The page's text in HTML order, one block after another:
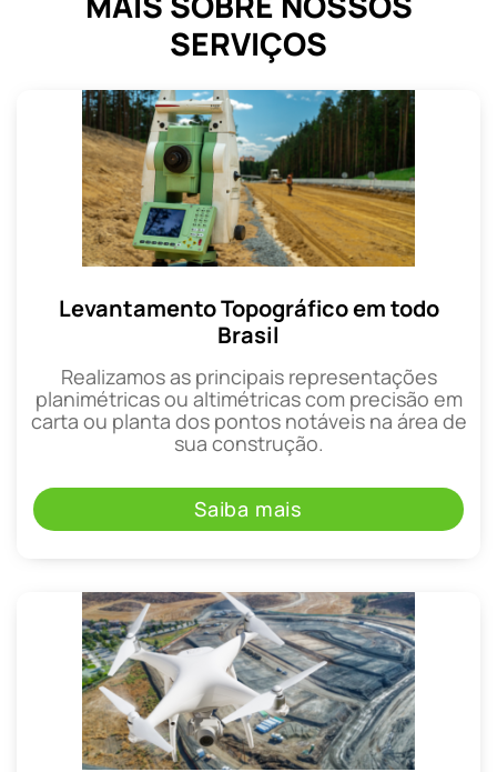
SERVIÇOS
Levantamento Topográfico em todo
Brasil
Realizamos as principais representações
planimétricas ou altimétricas com precisão em
carta ou planta dos pontos notáveis na área de
sua construção.
Saiba mais